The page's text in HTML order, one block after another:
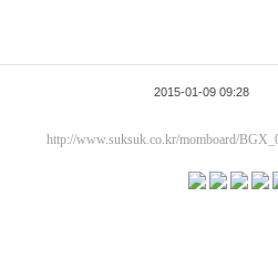
2015-01-09 09:28
http://www.suksuk.co.kr/momboard/